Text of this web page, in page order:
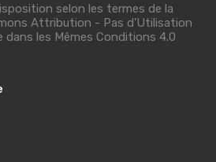
selon les termes de la
Attribution - Pas d’Utilisation
dans les Mêmes Conditions 4.0